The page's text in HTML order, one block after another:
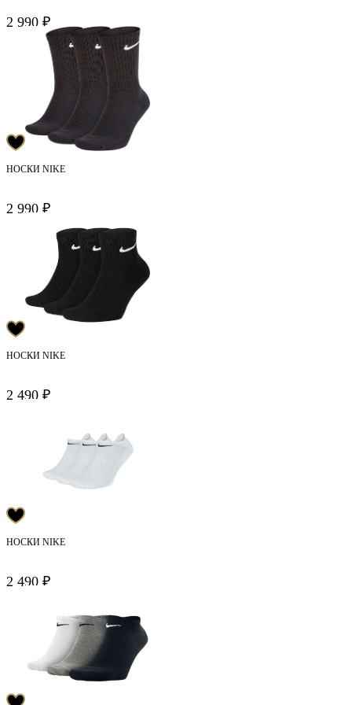
2 990 ₽
НОСКИ NIKE
2 990 ₽
НОСКИ NIKE
2 490 ₽
НОСКИ NIKE
2 490 ₽